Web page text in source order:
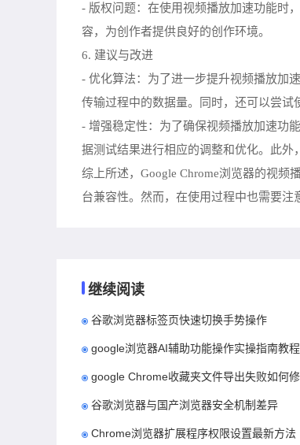
- 版权问题：在使用视频播放加速功能时
容，为创作者提供良好的创作环境。
6. 建议与改进
- 优化算法：为了进一步提升视频播放加
传输过程中的数据量。同时，还可以尝试
- 增强稳定性：为了确保视频播放加速功
据测试结果进行相应的调整和优化。此外
综上所述，Google Chrome浏览器的视
台兼容性。然而，在使用过程中也需要注
继续阅读
谷歌浏览器标签页快速切换手势操作
google浏览器AI辅助功能操作实操指南教程
google Chrome收藏夹文件导出失败如何
谷歌浏览器与国产浏览器安全机制差异
Chrome浏览器扩展程序权限设置最新方法